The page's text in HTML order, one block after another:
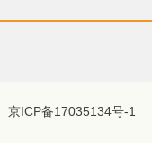
京ICP备17035134号-1